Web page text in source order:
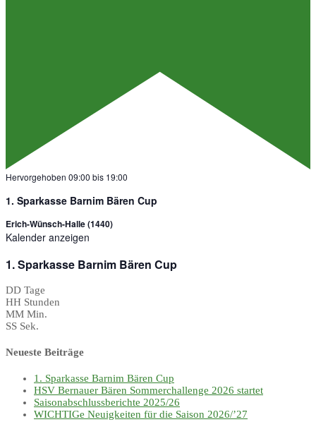
Hervorgehoben 09:00 bis 19:00
1. Sparkasse Barnim Bären Cup
Erich-Wünsch-Halle (1440)
Kalender anzeigen
1. Sparkasse Barnim Bären Cup
DD Tage
HH Stunden
MM Min.
SS Sek.
Neueste Beiträge
1. Sparkasse Barnim Bären Cup
HSV Bernauer Bären Sommerchallenge 2026 startet
Saisonabschlussberichte 2025/26
WICHTIGe Neuigkeiten für die Saison 2026/’27